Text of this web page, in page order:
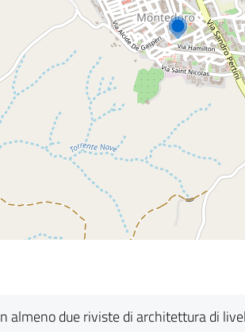
almeno due riviste di architettura di